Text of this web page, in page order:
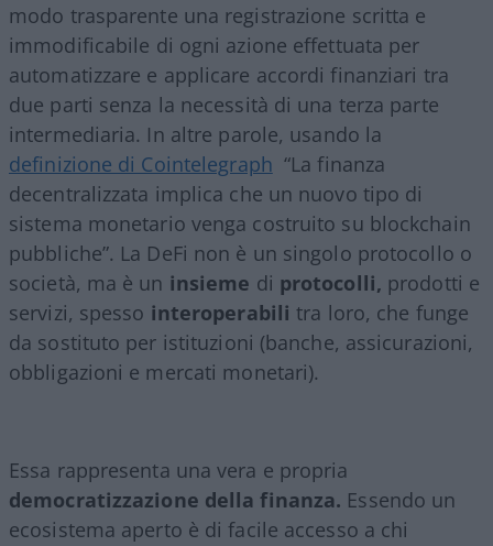
modo trasparente una registrazione scritta e
immodificabile di ogni azione effettuata per
automatizzare e applicare accordi finanziari tra
due parti senza la necessità di una terza parte
intermediaria. In altre parole, usando la
definizione di Cointelegraph “La finanza
decentralizzata implica che un nuovo tipo di
sistema monetario venga costruito su blockchain
pubbliche”. La DeFi non è un singolo protocollo o
società, ma è un insieme di protocolli, prodotti e
servizi, spesso interoperabili tra loro, che funge
da sostituto per istituzioni (banche, assicurazioni,
obbligazioni e mercati monetari).
Essa rappresenta una vera e propria
democratizzazione della finanza. Essendo un
ecosistema aperto è di facile accesso a chi